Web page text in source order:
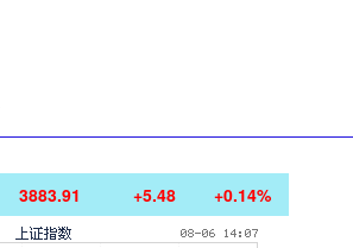
3883.91 +5.48 +0.14%